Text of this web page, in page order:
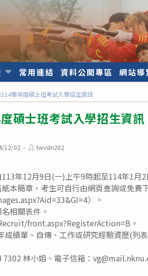
常用連結 資料公開專區 網站導
學年度碩士班考試入學招生資訊
碩士班考試入學招生資訊
12/02
Posttwvstn202
年12月9日(一)上午9時起至114年1月
本簡章，考生可自行由網頁查詢或免費
）。
相關表件。
front.aspx?RegisterAction=B。
績單、自傳、工作或研究經驗資歷(列
林小姐、電子信箱：